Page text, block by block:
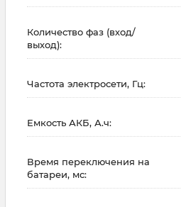
Количество фаз (вход/
выход):
Частота электросети, Гц:
Емкость АКБ, А.ч:
Время переключения на
батареи, мс: